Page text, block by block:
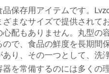
保存用アイテムです。
まなサイズで提供され
配もありません。丸型
で、食品の鮮度を長期
り、その一つとして、洗
を常備するのには多く